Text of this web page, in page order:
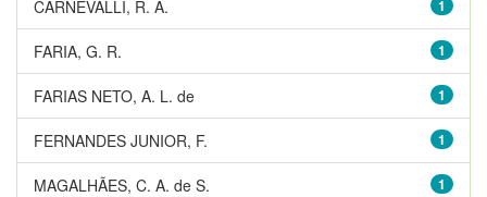
1
CARNEVALLI, R. A.
1
FARIA, G. R.
1
FARIAS NETO, A. L. de
1
FERNANDES JUNIOR, F.
1
MAGALHÃES, C. A. de S.